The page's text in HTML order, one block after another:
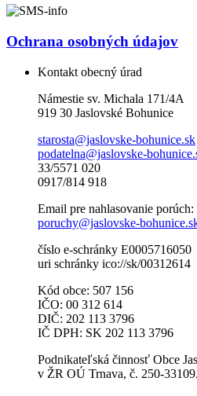
Ochrana osobných údajov
Kontakt obecný úrad
Námestie sv. Michala 171/4A
919 30 Jaslovské Bohunice
starosta@jaslovske-bohunice.sk
podatelna@jaslovske-
33/5571 020
0917/814 918
Email pre nahlasovanie porúch:
poruchy@jaslovske-
číslo e-schránky E0005716050
uri schránky ico://sk/00312614
Kód obce: 507 156
IČO: 00 312 614
DIČ: 202 113 3796
IČ DPH: SK 202 113 3796
Podnikateľská činnosť Obce
v ŽR OÚ Trnava, č. 250-33109.